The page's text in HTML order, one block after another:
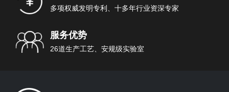
多项权威发明专利、十多年行业资深专家
服务优势
26道生产工艺、安规级实验室